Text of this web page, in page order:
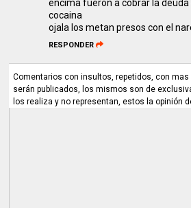
encima fueron a cobrar la
cocaina
ojala los metan presos con el
RESPONDER
Comentarios con insultos, repetidos, con
serán publicados, los mismos son de
los realiza y no representan, estos la opinión